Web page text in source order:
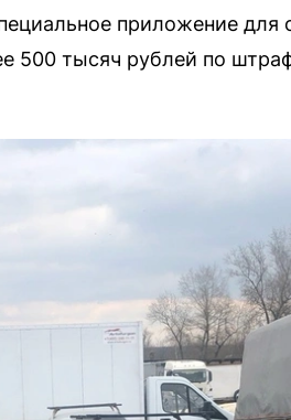
приложение для
500 тысяч рублей по